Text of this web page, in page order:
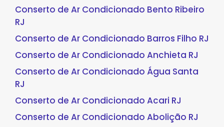
Conserto de Ar Condicionado Bento Ribeiro
RJ
Conserto de Ar Condicionado Barros Filho RJ
Conserto de Ar Condicionado Anchieta RJ
Conserto de Ar Condicionado Água Santa
RJ
Conserto de Ar Condicionado Acari RJ
Conserto de Ar Condicionado Abolição RJ